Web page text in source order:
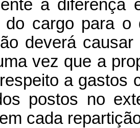
à diferença
cargo para o
deverá
vez que a
a gastos
postos no
cada